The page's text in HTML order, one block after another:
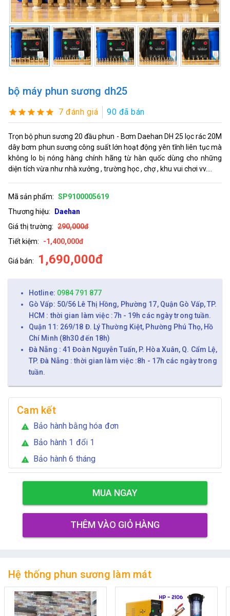
bộ máy phun sương dh25
7 đánh giá 90 đã bán
Trọn bộ phun sương 20 đầu phun - Bơm Daehan DH 25 lọc rác 20M
dây bơm phun sương công suất lớn hoạt động yên tĩnh liên tục mà
không lo bị nóng hàng chính hãng từ hàn quốc dùng cho những
diện tích vừa như nhà xưởng , trường học , chợ , khu vui chơi vv....
Mã sản phẩm: SP9100005619
Thương hiệu:
Daehan
Giá thị trường: 290,000đ
Tiết kiệm:
-1,400,000đ
Giá bán: 1,690,000đ
Hotline: 0984 791 877
Gò Vấp: 50/56 Lê Thị Hồng, Phường 17, Quận Gò Vấp, TP.
HCM : thời gian làm việc :7h - 19h các ngày trong tuần.
Quận 11: 269/18 Đ. Lý Thường Kiệt, Phường Phú Thọ, Hồ
Chí Minh (8h30 đến 18h)
Đà Nẵng : 41 Đoàn Nguyễn Tuấn, P. Hòa Xuân, Q. Cẩm Lệ,
TP. Đà Nẵng : thời gian làm việc :8h - 17h các ngày trong
tuần.
Cam kết
warning Bảo hành bằng hóa đơn
warning Bảo hành 1 đổi 1
warning Bảo hành 6 tháng
MUA NGAY
THÊM VÀO GIỎ HÀNG
Hệ thống phun sương làm mát